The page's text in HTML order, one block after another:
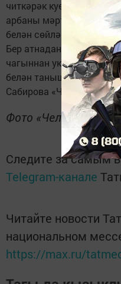
читкәрәк куеп, телефон
арбаны мәртәбәле
белән сөйләшкән
Бер атнадан Әмирханга
чагыннан ук
белән танышты.
Сабирова «Челны биз»
Фото
Следите за самым
Telegram-канале
Читайте новости
национальном
https://max.ru/